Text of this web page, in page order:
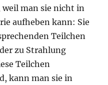
weil man sie nicht in
aufheben kann: Sie
Teilchen
zu Strahlung
Teilchen
kann man sie in